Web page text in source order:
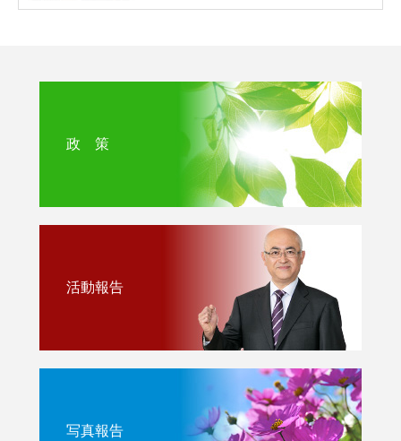
政 策
活動報告
写真報告